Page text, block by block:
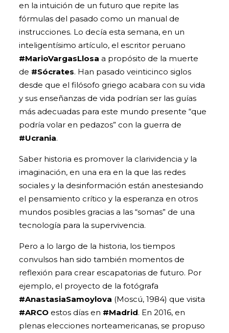
en la intuición de un futuro que repite las
fórmulas del pasado como un manual de
instrucciones. Lo decía esta semana, en un
inteligentísimo artículo, el escritor peruano
#MarioVargasLlosa a propósito de la muerte
de #Sócrates. Han pasado veinticinco siglos
desde que el filósofo griego acabara con su vida
y sus enseñanzas de vida podrían ser las guías
más adecuadas para este mundo presente “que
podría volar en pedazos” con la guerra de
#Ucrania.
Saber historia es promover la clarividencia y la
imaginación, en una era en la que las redes
sociales y la desinformación están anestesiando
el pensamiento crítico y la esperanza en otros
mundos posibles gracias a las “somas” de una
tecnología para la supervivencia.
Pero a lo largo de la historia, los tiempos
convulsos han sido también momentos de
reflexión para crear escapatorias de futuro. Por
ejemplo, el proyecto de la fotógrafa
#AnastasiaSamoylova (Moscú, 1984) que visita
#ARCO estos días en #Madrid. En 2016, en
plenas elecciones norteamericanas, se propuso